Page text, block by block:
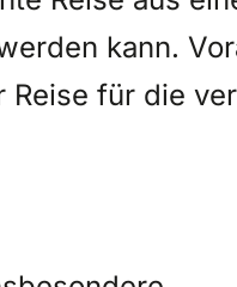
kann.
Reise für die